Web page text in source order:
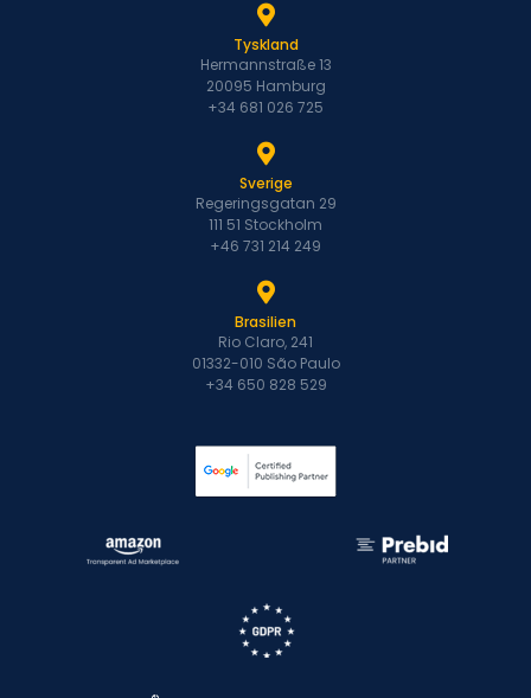
Tyskland
Hermannstraße 13
20095 Hamburg
+34 681 026 725
Sverige
Regeringsgatan 29
111 51 Stockholm
+46 731 214 249
Brasilien
Rio Claro, 241
01332-010 São Paulo
+34 650 828 529